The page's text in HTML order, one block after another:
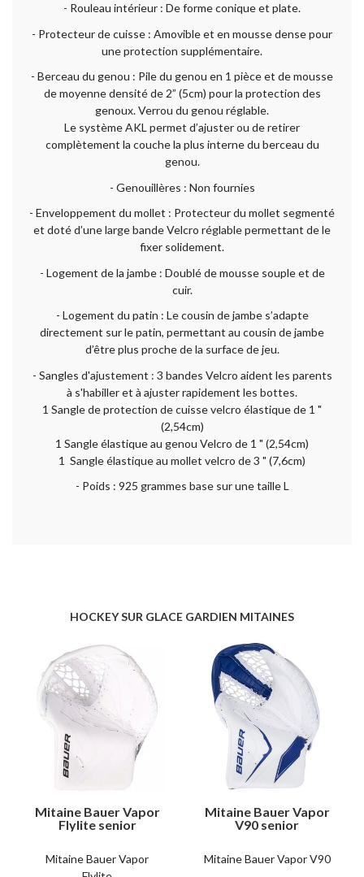
- Rouleau intérieur : De forme conique et plate.
- Protecteur de cuisse : Amovible et en mousse dense pour
une protection supplémentaire.
- Berceau du genou : Pile du genou en 1 pièce et de mousse
de moyenne densité de 2” (5cm) pour la protection des
genoux. Verrou du genou réglable.
Le système AKL permet d’ajuster ou de retirer
complètement la couche la plus interne du berceau du
genou.
- Genouillères : Non fournies
- Enveloppement du mollet : Protecteur du mollet segmenté
et doté d’une large bande Velcro réglable permettant de le
fixer solidement.
- Logement de la jambe : Doublé de mousse souple et de
cuir.
- Logement du patin : Le cousin de jambe s’adapte
directement sur le patin, permettant au cousin de jambe
d’être plus proche de la surface de jeu.
- Sangles d'ajustement : 3 bandes Velcro aident les parents
à s'habiller et à ajuster rapidement les bottes.
1 Sangle de protection de cuisse velcro élastique de 1 "
(2,54cm)
1 Sangle élastique au genou Velcro de 1 " (2,54cm)
1 Sangle élastique au mollet velcro de 3 " (7,6cm)
- Poids : 925 grammes base sur une taille L
HOCKEY SUR GLACE GARDIEN MITAINES
Mitaine Bauer Vapor
Flylite senior
Mitaine Bauer Vapor
Mitaine Bauer Vapor
V90 senior
Mitaine Bauer Vapor V90